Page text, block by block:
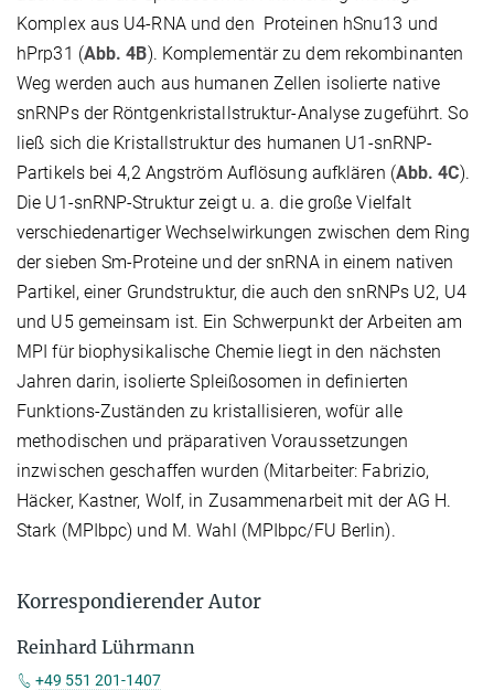
Komplex aus U4-RNA und den Proteinen hSnu13 und
hPrp31 (Abb. 4B). Komplementär zu dem rekombinanten
Weg werden auch aus humanen Zellen isolierte native
snRNPs der Röntgenkristallstruktur-Analyse zugeführt. So
ließ sich die Kristallstruktur des humanen U1-snRNP-
Partikels bei 4,2 Angström Auflösung aufklären (Abb. 4C).
Die U1-snRNP-Struktur zeigt u. a. die große Vielfalt
verschiedenartiger Wechselwirkungen zwischen dem Ring
der sieben Sm-Proteine und der snRNA in einem nativen
Partikel, einer Grundstruktur, die auch den snRNPs U2, U4
und U5 gemeinsam ist. Ein Schwerpunkt der Arbeiten am
MPI für biophysikalische Chemie liegt in den nächsten
Jahren darin, isolierte Spleißosomen in definierten
Funktions-Zuständen zu kristallisieren, wofür alle
methodischen und präparativen Voraussetzungen
inzwischen geschaffen wurden (Mitarbeiter: Fabrizio,
Häcker, Kastner, Wolf, in Zusammenarbeit mit der AG H.
Stark (MPIbpc) und M. Wahl (MPIbpc/FU Berlin).
Korrespondierender Autor
Reinhard Lührmann
+49 551 201-1407